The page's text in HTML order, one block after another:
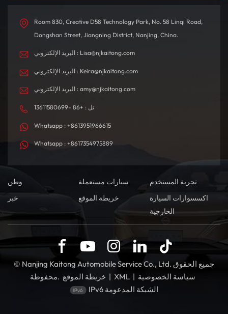
Room 830, Creative D58 Technology Park, No. 58 Linqi Road,
Dongshan Street, Jiangning District, Nanjing, China.
البريد الإلكتروني : Lisa@njkaitong.com
البريد الإلكتروني : Keira@njkaitong.com
البريد الإلكتروني : amy@njkaitong.com
تل : +86 -13611580699
Whatsapp : +8613951966615
Whatsapp : +8617354975889
وطن سيارات مستعملة
تجربة المستخدم
خبر
خريطة الموقع
اكسسوارات السيارة
الخارجية
© Nanjing Kaitong Automobile Service Co., Ltd. جميع الحقوق
محفوظة. خريطة الموقع | XML | سياسة الخصوصية
IPv6 الشبكة المدعومة